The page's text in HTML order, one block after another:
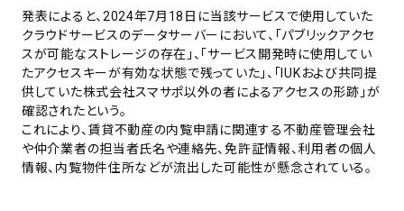
発表によると、2024年7月18日に当該サービスで使用していた
クラウドサービスのデータサーバーにおいて、「パブリックアクセ
スが可能なストレージの存在」、「サービス開発時に使用してい
たアクセスキーが有効な状態で残っていた」、「IUKおよび共同提
供していた株式会社スマサポ以外の者によるアクセスの形跡」が
確認されたという。
これにより、賃貸不動産の内覧申請に関連する不動産管理会社
や仲介業者の担当者氏名や連絡先、免許証情報、利用者の個人
情報、内覧物件住所などが流出した可能性が懸念されている。